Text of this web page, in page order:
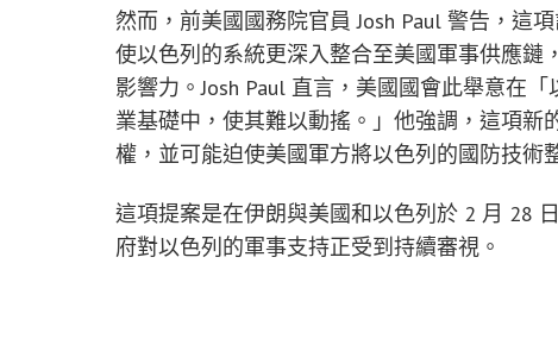
然而，前美國國務院官員 Josh Paul 警告，這
使以色列的系統更深入整合至美國軍事供應
影響力。Josh Paul 直言，美國國會此舉意在
業基礎中，使其難以動搖。」他強調，這項
權，並可能迫使美國軍方將以色列的國防技術
這項提案是在伊朗與美國和以色列於 2 月 28
府對以色列的軍事支持正受到持續審視。